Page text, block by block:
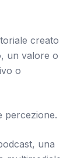
creato
un valore o
o
percezione.
una